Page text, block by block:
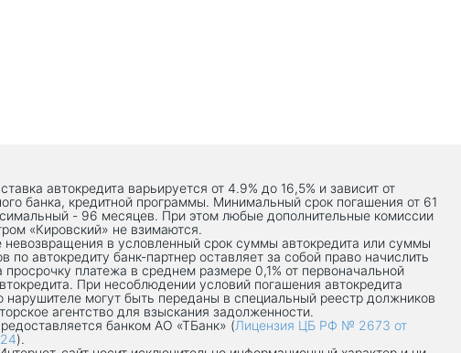
автокредита варьируется от 4.9% до 16,5% и зависит от
банка, кредитной программы. Минимальный срок погашения от 61
- 96 месяцев. При этом любые дополнительные комиссии
«Кировский» не взимаются.
невозвращения в условленный срок суммы автокредита или суммы
по автокредиту банк-партнер оставляет за собой право начислить
просрочку платежа в среднем размере 0,1% от первоначальной
При несоблюдении условий погашения автокредита
нарушителе могут быть переданы в специальный реестр должников
агентство для взыскания задолженности.
банком АО «ТБанк» (Лицензия ЦБ РФ № 2673 от
).